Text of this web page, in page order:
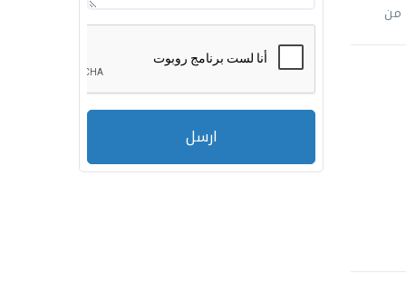
من
ارسل